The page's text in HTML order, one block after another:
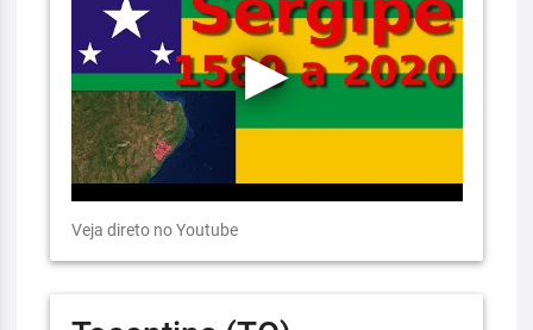
Veja direto no Youtube